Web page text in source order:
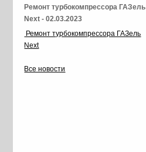
Ремонт турбокомпрессора ГАЗель
Next - 02.03.2023
Ремонт турбокомпрессора ГАЗель
Next
Все новости